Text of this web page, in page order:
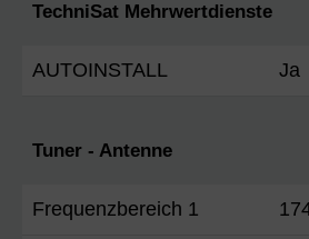
TechniSat Mehrwertdienste
AUTOINSTALL Ja
Tuner - Antenne
Frequenzbereich 1